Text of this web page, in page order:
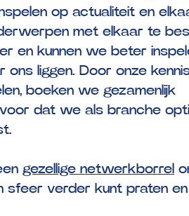
op actualiteit en
met elkaar te
en kunnen we beter
liggen. Door onze
boeken we gezamenlijk
dat we als branche
gezellige netwerkborrel
sfeer verder kunt praten